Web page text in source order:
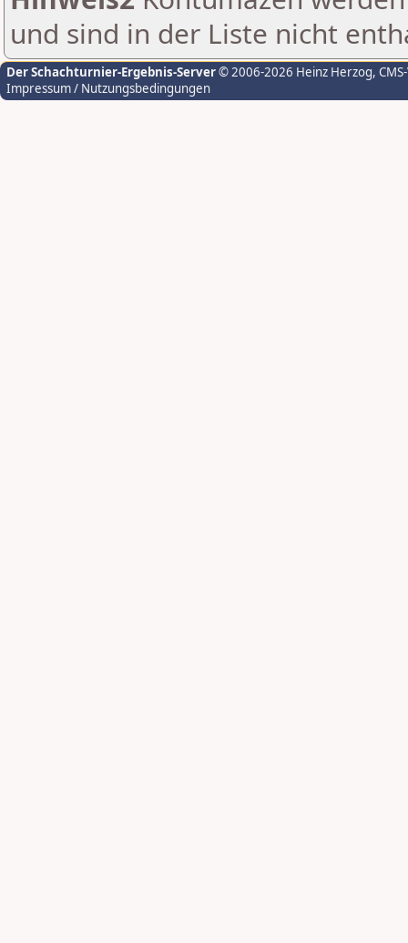
und sind in der Liste nicht
Der Schachturnier-Ergebnis-Server© 2006-2026 Heinz Herzog,
Impressum / Nutzungsbedingungen